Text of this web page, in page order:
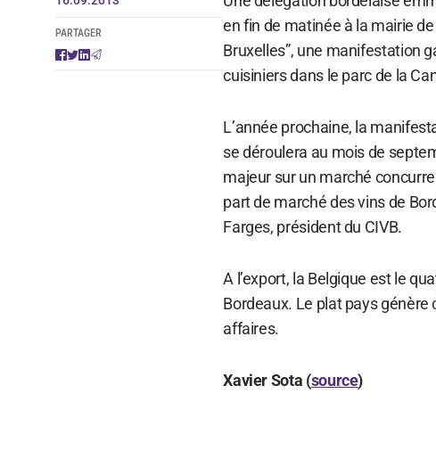
PARTAGER
en fin de matinée à la mairie
Bruxelles”, une manifestation
cuisiniers dans le parc de la
L’année prochaine, la
se déroulera au mois de
majeur sur un marché
part de marché des vins de
Farges, président du CIVB.
A l’export, la Belgique est le
Bordeaux. Le plat pays génère
affaires.
Xavier Sota (source)